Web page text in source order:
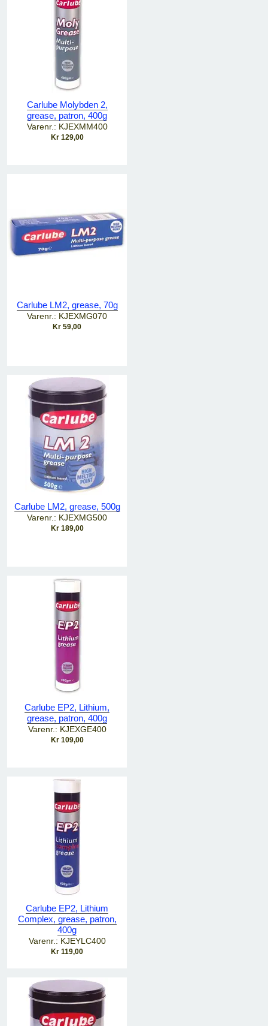
Carlube Molybden 2,
grease, patron, 400g
Varenr.: KJEXMM400
Kr 129,00
Carlube LM2, grease, 70g
Varenr.: KJEXMG070
Kr 59,00
Carlube LM2, grease, 500g
Varenr.: KJEXMG500
Kr 189,00
Carlube EP2, Lithium,
grease, patron, 400g
Varenr.: KJEXGE400
Kr 109,00
Carlube EP2, Lithium
Complex, grease, patron,
400g
Varenr.: KJEYLC400
Kr 119,00